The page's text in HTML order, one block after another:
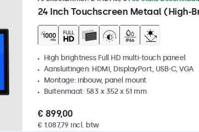
24 Inch Touchscreen Metaal (High-
High brightness Full HD multi-touch paneel
Aansluitingen: HDMI, DisplayPort, USB-C, VGA
Montage: inbouw, panel mount
Buitenmaat: 583 x 352 x 51 mm
€ 899,00
€ 1.087,79 incl. btw